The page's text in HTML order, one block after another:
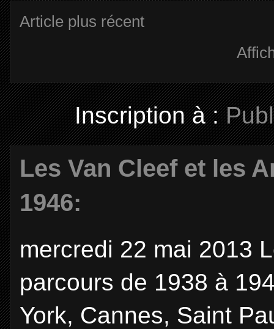
Article plus récent
Inscription à :
Les Van Cleef et les
1946:
mercredi 22 mai 2013
parcours de 1938 à
York, Cannes, Saint